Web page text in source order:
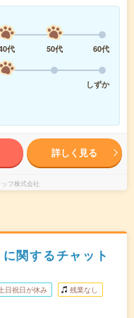
代 50代
60代
しずか
詳しく見る
フ株式会社
関するチャット
日祝日が休み 残業なし